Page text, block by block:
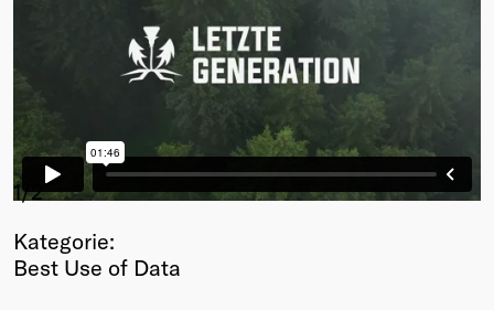
Upcoming
Membership
Info
Young Creatives
Friends of Creativity
1/2
Kategorie:
Best Use of Data